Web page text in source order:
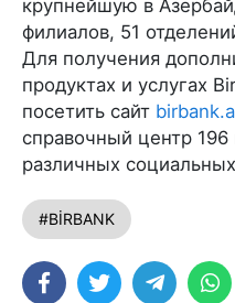
крупнейшую в
филиалов, 51
Для получения
продуктах и услугах
посетить сайт
справочный центр
различных
#BİRBANK